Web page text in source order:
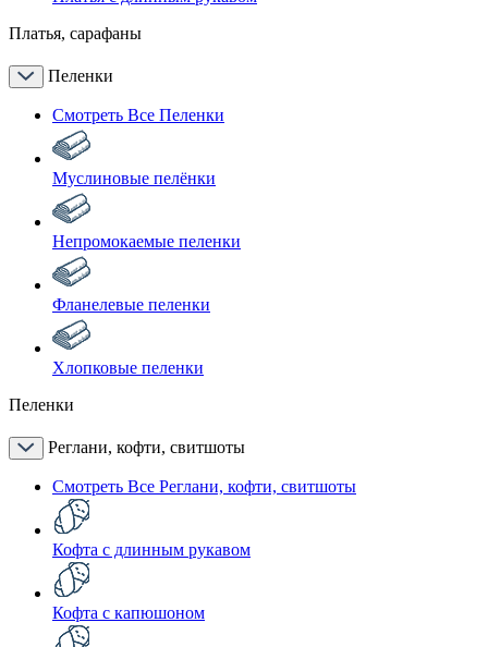
Платья, сарафаны
Пеленки
Смотреть Все Пеленки
Муслиновые пелёнки
Непромокаемые пеленки
Фланелевые пеленки
Хлопковые пеленки
Пеленки
Реглани, кофти, свитшоты
Смотреть Все Реглани, кофти, свитшоты
Кофта с длинным рукавом
Кофта с капюшоном